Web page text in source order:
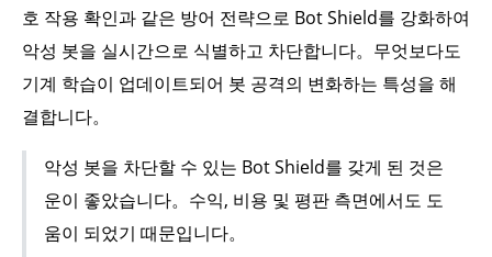
호 작용 확인과 같은 방어 전략으로 Bot Shield를 강화하여
악성 봇을 실시간으로 식별하고 차단합니다。무엇보다도
기계 학습이 업데이트되어 봇 공격의 변화하는 특성을 해
결합니다。
악성 봇을 차단할 수 있는 Bot Shield를 갖게 된 것은
운이 좋았습니다。수익, 비용 및 평판 측면에서도 도
움이 되었기 때문입니다。